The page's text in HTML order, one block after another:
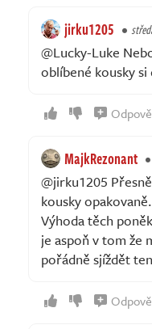
jirku1205
@Lucky-Luke
oblíbené kousky
MajkRezonant
@jirku1205
kousky
Výhoda těch
je aspoň v tom že
pořádně sjíždět